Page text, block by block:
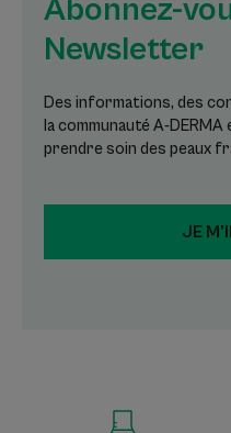
Abonnez-
Newsletter
Des informations, des
la communauté A-
prendre soin des peaux
JE